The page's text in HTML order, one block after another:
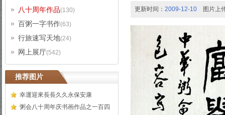
八十周年作品(130)
百粥一字书作(63)
行旅速写天地(24)
网上展厅(542)
推荐图片
幸運迎來長長久久永保安康
粥会八十周年庆书画作品之一百四
更新时间： 2009-12-10 图片上